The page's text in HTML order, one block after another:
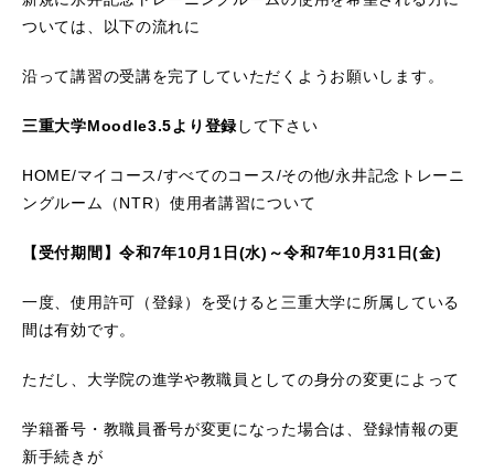
ついては、以下の流れに
沿って講習の受講を完了していただくようお願いします。
三重大学Moodle3.5より登録 して下さい
HOME/マイコース/すべてのコース/その他/永井記念トレーニ
ングルーム（NTR）使用者講習について
【受付期間】令和7年10月 1 日 (水) ～令和7年10 月31 日(金)
一度、使用許可（登録）を受けると三重大学に所属している
間は有効です。
ただし、大学院の進学や教職員としての身分の変更によって
学籍番号・教職員番号が変更になった場合は、登録情報の更
新手続きが